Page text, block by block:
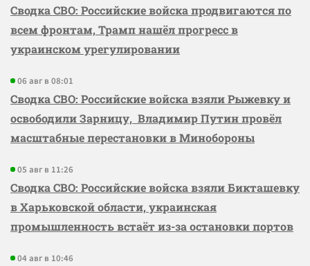
Сводка СВО: Российские войска продвигаются по
всем фронтам, Трамп нашёл прогресс в
украинском урегулировании
06 авг в 08:01
Сводка СВО: Российские войска взяли Рыжевку и
освободили Зарницу, Владимир Путин провёл
масштабные перестановки в Минобороны
05 авг в 11:26
Сводка СВО: Российские войска взяли Бикташевку
в Харьковской области, украинская
промышленность встаёт из-за остановки портов
04 авг в 10:46